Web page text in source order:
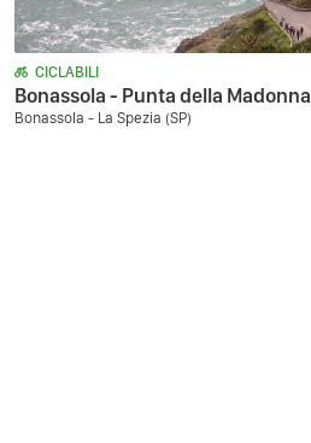
CICLABILI
Bonassola - Punta della Madonna
Bonassola - La Spezia (SP)